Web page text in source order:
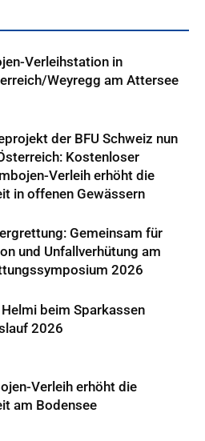
Verleihstation in
Weyregg am Attersee
der BFU Schweiz nun
Kostenloser
Verleih erhöht die
in offenen Gewässern
Gemeinsam für
und Unfallverhütung am
2026
beim Sparkassen
2026
Verleih erhöht die
am Bodensee